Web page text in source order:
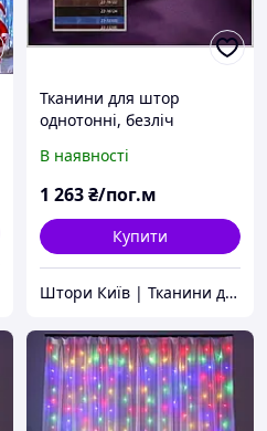
Тканини для штор
однотонні, безліч
В наявності
1 263₴/пог.м
Купити
Штори Київ | Тканини для штор-Інтернет-магазин №1 в Україні Niltex